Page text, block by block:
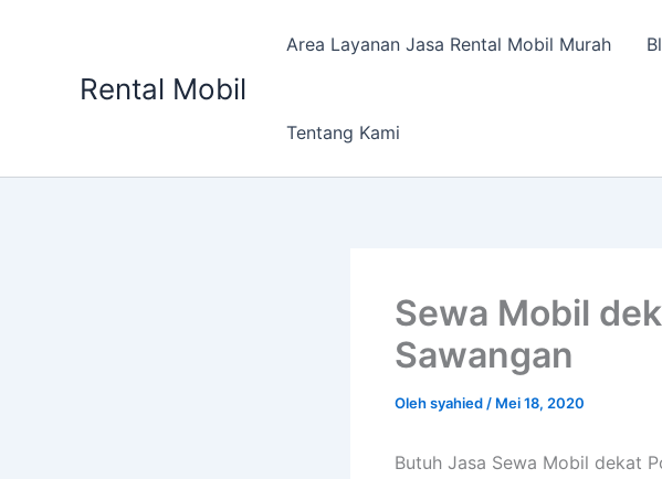
Rental Mobil
Area Layanan Jasa Rental Mobil Murah
Tentang Kami
Sewa Mobil
Sawangan
Olehsyahied / Mei 18, 2020
Butuh Jasa Sewa Mobil dekat